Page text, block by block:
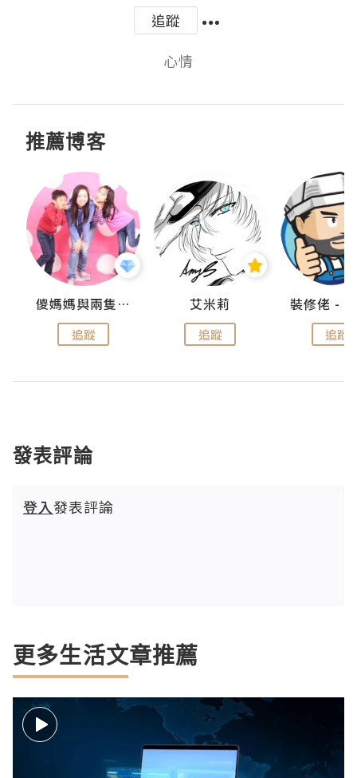
追蹤
心情
推薦博客
儍媽媽與兩隻小魔怪之家
追蹤
艾米莉
追蹤 追蹤
發表評論
登入發表評論
更多生活文章推薦